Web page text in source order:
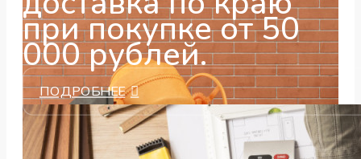
при покупке от 50
000 рублей.
ПОДРОБНЕЕ